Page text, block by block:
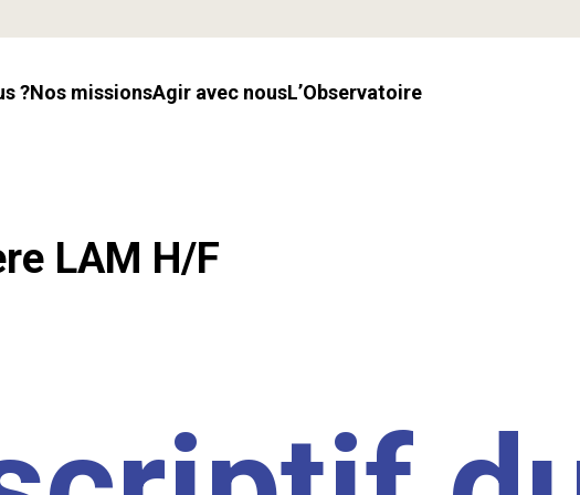
? Nos missions Agir avec nous l’Observatoire
LAM H/F